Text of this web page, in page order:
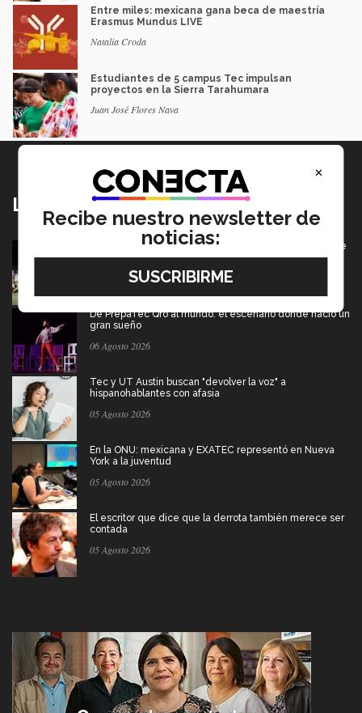
Entre miles: mexicana gana beca de maestría
Erasmus Mundus LIVE
Natalia Croda
Estudiantes de 5 campus Tec impulsan
proyectos en la Sierra Tarahumara
Juan José Flores Nava
Lo más nuevo
Borregos CCM van por el campeonato en Liga Mayor de
americano
06 Agosto 2026
De PrepaTec Qro al mundo: el escenario donde nació un
gran sueño
06 Agosto 2026
Tec y UT Austin buscan "devolver la voz" a
hispanohablantes con afasia
05 Agosto 2026
En la ONU: mexicana y EXATEC representó en Nueva
York a la juventud
05 Agosto 2026
El escritor que dice que la derrota también merece ser
contada
05 Agosto 2026
×
Recibe nuestro newsletter de
noticias: